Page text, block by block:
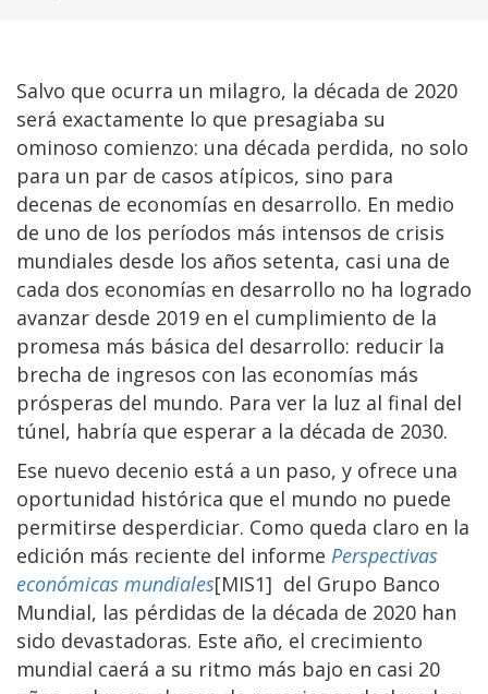
Salvo que ocurra un milagro, la década de 2020
será exactamente lo que presagiaba su
ominoso comienzo: una década perdida, no solo
para un par de casos atípicos, sino para
decenas de economías en desarrollo. En medio
de uno de los períodos más intensos de crisis
mundiales desde los años setenta, casi una de
cada dos economías en desarrollo no ha logrado
avanzar desde 2019 en el cumplimiento de la
promesa más básica del desarrollo: reducir la
brecha de ingresos con las economías más
prósperas del mundo. Para ver la luz al final del
túnel, habría que esperar a la década de 2030.
Ese nuevo decenio está a un paso, y ofrece una
oportunidad histórica que el mundo no puede
permitirse desperdiciar. Como queda claro en la
edición más reciente del informe Perspectivas
económicas mundiales[MIS1] del Grupo Banco
Mundial, las pérdidas de la década de 2020 han
sido devastadoras. Este año, el crecimiento
mundial caerá a su ritmo más bajo en casi 20